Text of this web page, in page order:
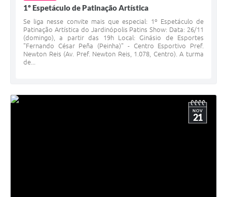
1º Espetáculo de Patinação Artística
Se liga nesse convite mais que especial: 1º Espetáculo de
Patinação Artística do Jardinópolis Patins Show: Data: 26/11
(domingo), a partir das 19h Local: Ginásio de Esportes
"Fernando César Peña (Peinha)" - Centro Esportivo Pref.
Newton Reis (Av. Pref. Newton Reis, 1.078, Centro). A turma
de...
NOV
21